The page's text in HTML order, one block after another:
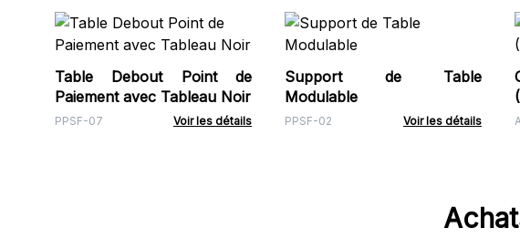
Table Debout Point de
Paiement avec Tableau Noir
PPSF-07 Voir les détails
Support de Table
Modulable
PPSF-02 Voir les détails